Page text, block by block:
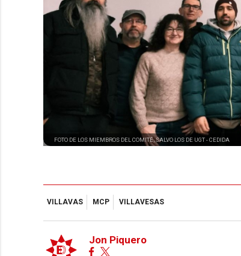
FOTO DE LOS MIEMBROS DEL COMITÉ, SALVO LOS DE UGT -CEDIDA
VILLAVAS MCP VILLAVESAS
Jon Piquero